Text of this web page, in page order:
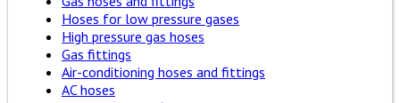
Hoses for low pressure gases
High pressure gas hoses
Gas fittings
Air-conditioning hoses and fittings
AC hoses